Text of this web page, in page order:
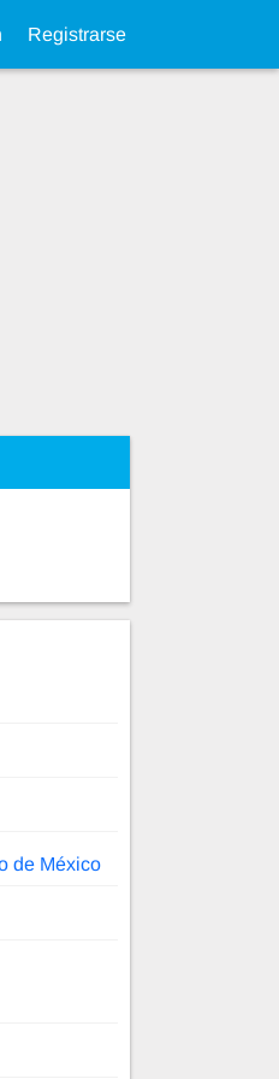
Registrarse
de México